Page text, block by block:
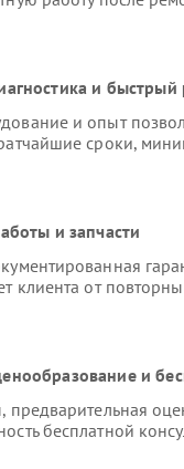
и
и опыт
сроки,
и запчасти
клиента от
и
предварительная
бесплатной